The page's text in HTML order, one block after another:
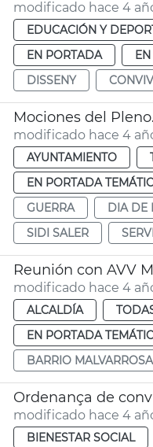
modificado hace 4
EDUCACIÓN Y
EN PORTADA
DISSENY
Mociones del
modificado hace 4
AYUNTAMIENTO
EN PORTADA
GUERRA
DIA DE
SIDI SALER
Reunión con AVV
modificado hace 4
ALCALDÍA
EN PORTADA
BARRIO MALVARROSA
Ordenança de
modificado hace 4
BIENESTAR SOCIAL